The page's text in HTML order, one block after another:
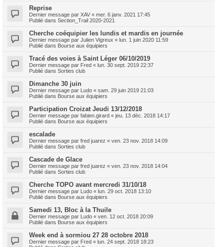
Reprise
Dernier message par XAV « mer. 6 janv. 2021 17:45
Publié dans Section_Trail 2020-2021
Cherche coéquipier les lundis et mardis en journée
Dernier message par Julien Vigreux « lun. 1 juin 2020 11:59
Publié dans Bourse aux équipiers
Tracé des voies à Saint Léger 06/10/2019
Dernier message par Fred « lun. 30 sept. 2019 22:37
Publié dans Sorties club
Dimanche 30 juin
Dernier message par Ludo « sam. 29 juin 2019 21:03
Publié dans Bourse aux équipiers
Participation Croizat Jeudi 13/12/2018
Dernier message par fabien.girard « jeu. 13 déc. 2018 14:17
Publié dans Bourse aux équipiers
escalade
Dernier message par fred juarez « ven. 23 nov. 2018 14:09
Publié dans Sorties club
Cascade de Glace
Dernier message par fred juarez « ven. 23 nov. 2018 14:04
Publié dans Sorties club
Cherche TOPO avant mercredi 31/10/18
Dernier message par Ludo « lun. 29 oct. 2018 13:10
Publié dans Bourse aux équipiers
Samedi 13, Bloc à la Thuile
Dernier message par Ludo « ven. 12 oct. 2018 20:09
Publié dans Bourse aux équipiers
Week end à sormiou 27 28 octobre 2018
Dernier message par Fred « lun. 24 sept. 2018 18:23